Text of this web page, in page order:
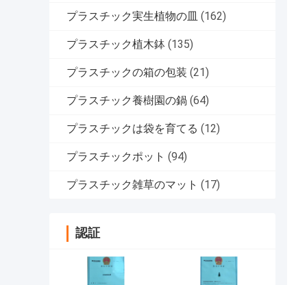
プラスチック実生植物の皿 (162)
プラスチック植木鉢 (135)
プラスチックの箱の包装 (21)
プラスチック養樹園の鍋 (64)
プラスチックは袋を育てる (12)
プラスチックポット (94)
プラスチック雑草のマット (17)
認証